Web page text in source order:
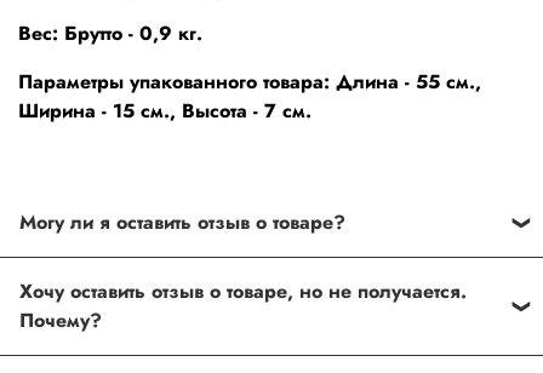
Вес: Брутто - 0,9 кг.
Параметры упакованного товара: Длина - 55 см.,
Ширина - 15 см., Высота - 7 см.
специальное поле, где Вы можете оставить свой отзыв.
Также Вы можете присвоить товару от одной до пяти
звёзд. Все отзывы о товарах проходят модерацию.
Хочу оставить отзыв о товаре, но не получается.